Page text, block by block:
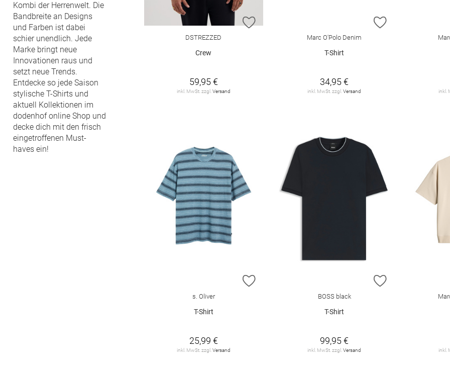
Kombi der Herrenwelt. Die
Bandbreite an Designs
und Farben ist dabei
schier unendlich. Jede
Marke bringt neue
Innovationen raus und
setzt neue Trends.
Entdecke so jede Saison
stylische T-Shirts und
aktuell Kollektionen im
dodenhof online Shop und
decke dich mit den frisch
eingetroffenen Must-
haves ein!
ZUR WUNSCHLISTE HINZUFÜGEN
DSTREZZED
Crew
59,95 €
inkl. MwSt. zzgl. Versand
ZUR
Marc O'Polo Denim
T-Shirt
34,95 €
inkl. MwSt. zzgl.Versand inkl.
ZUR WUNSCHLISTE HINZUFÜGEN
s. Oliver
T-Shirt
25,99 €
inkl. MwSt. zzgl. Versand
ZUR
BOSS black
T-Shirt
99,95 €
inkl. MwSt. zzgl.Versand inkl.